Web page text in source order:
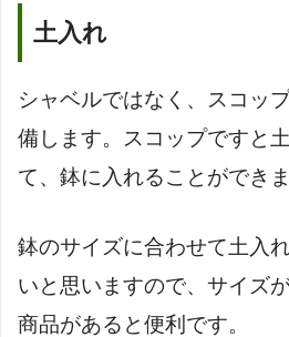
土入れ
シャベルではなく、スコッ
備します。スコップですと
て、鉢に入れることができま
鉢のサイズに合わせて土入
いと思いますので、サイズ
商品があると便利です。